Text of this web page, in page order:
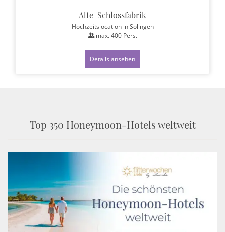
Alte-Schlossfabrik
Hochzeitslocation in Solingen
max. 400Pers.
Details ansehen
Top 350 Honeymoon-Hotels weltweit